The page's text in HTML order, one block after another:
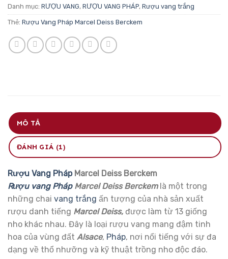
Danh mục: RƯỢU VANG, RƯỢU VANG PHÁP, Rượu vang trắng
Thẻ: Rượu Vang Pháp Marcel Deiss Berckem
MÔ TẢ
ĐÁNH GIÁ (1)
Rượu Vang PhápMarcel Deiss Berckem
Rượu vang PhápMarcel Deiss Berckemlà một trong
những chai vang trắng ấn tượng của nhà sản xuất
rượu danh tiếng Marcel Deiss, được làm từ 13 giống
nho khác nhau. Đây là loại rượu vang mang đậm tinh
hoa của vùng đất Alsace, Pháp, nơi nổi tiếng với sự đa
dạng về thổ nhưỡng và kỹ thuật trồng nho độc đáo.